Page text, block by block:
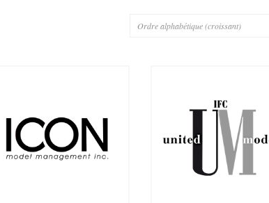
Ordre alphabétique (croissant)